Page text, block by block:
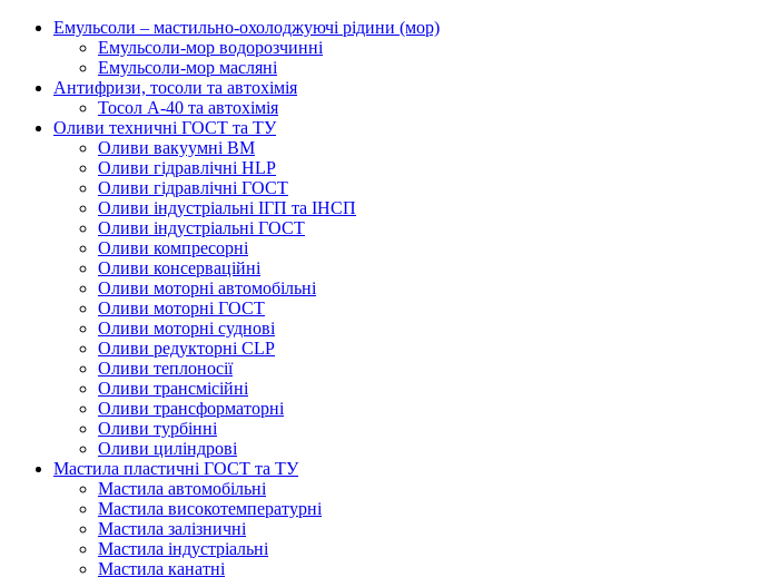
Емульсоли – мастильно-охолоджуючі рідини (мор)
Емульсоли-мор водорозчинні
Емульсоли-мор масляні
Антифризи, тосоли та автохімія
Тосол А-40 та автохімія
Оливи техничні ГОСТ та ТУ
Оливи вакуумні ВМ
Оливи гідравлічні HLP
Оливи гідравлічні ГОСТ
Оливи індустріальні ІГП та ІНСП
Оливи індустріальні ГОСТ
Оливи компресорні
Оливи консерваційні
Оливи моторні автомобільні
Оливи моторні ГОСТ
Оливи моторні суднові
Оливи редукторні CLP
Оливи теплоносії
Оливи трансмісійні
Оливи трансформаторні
Оливи турбінні
Оливи циліндрові
Мастила пластичні ГОСТ та ТУ
Мастила автомобільні
Мастила високотемпературні
Мастила залізничні
Мастила індустріальні
Мастила канатні